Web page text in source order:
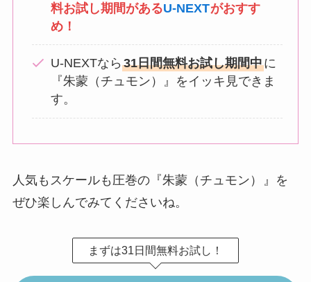
料お試し期間があるU-NEXTがおすす
め！
U-NEXTなら 31日間無料お試し期間中に
『朱蒙（チュモン）』をイッキ見できま
す。
人気もスケールも圧巻の『朱蒙（チュモン）
』を
ぜひ楽しんでみてくださいね。
まずは31日間無料お試し！